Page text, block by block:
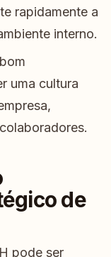
rapidamente a
interno.
uma cultura
de
pode ser